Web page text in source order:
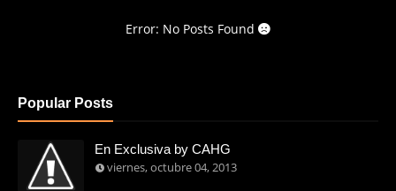
Error: No Posts Found
Popular Posts
En Exclusiva by CAHG
viernes, octubre 04, 2013